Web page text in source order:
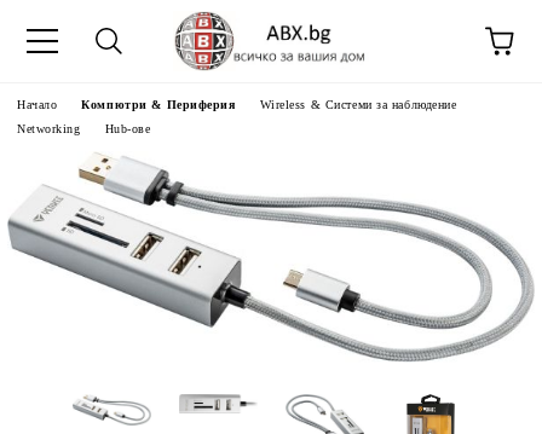
Начало Компютри & Периферия
Wireless & Системи за наблюдение
Networking
Hub-ове